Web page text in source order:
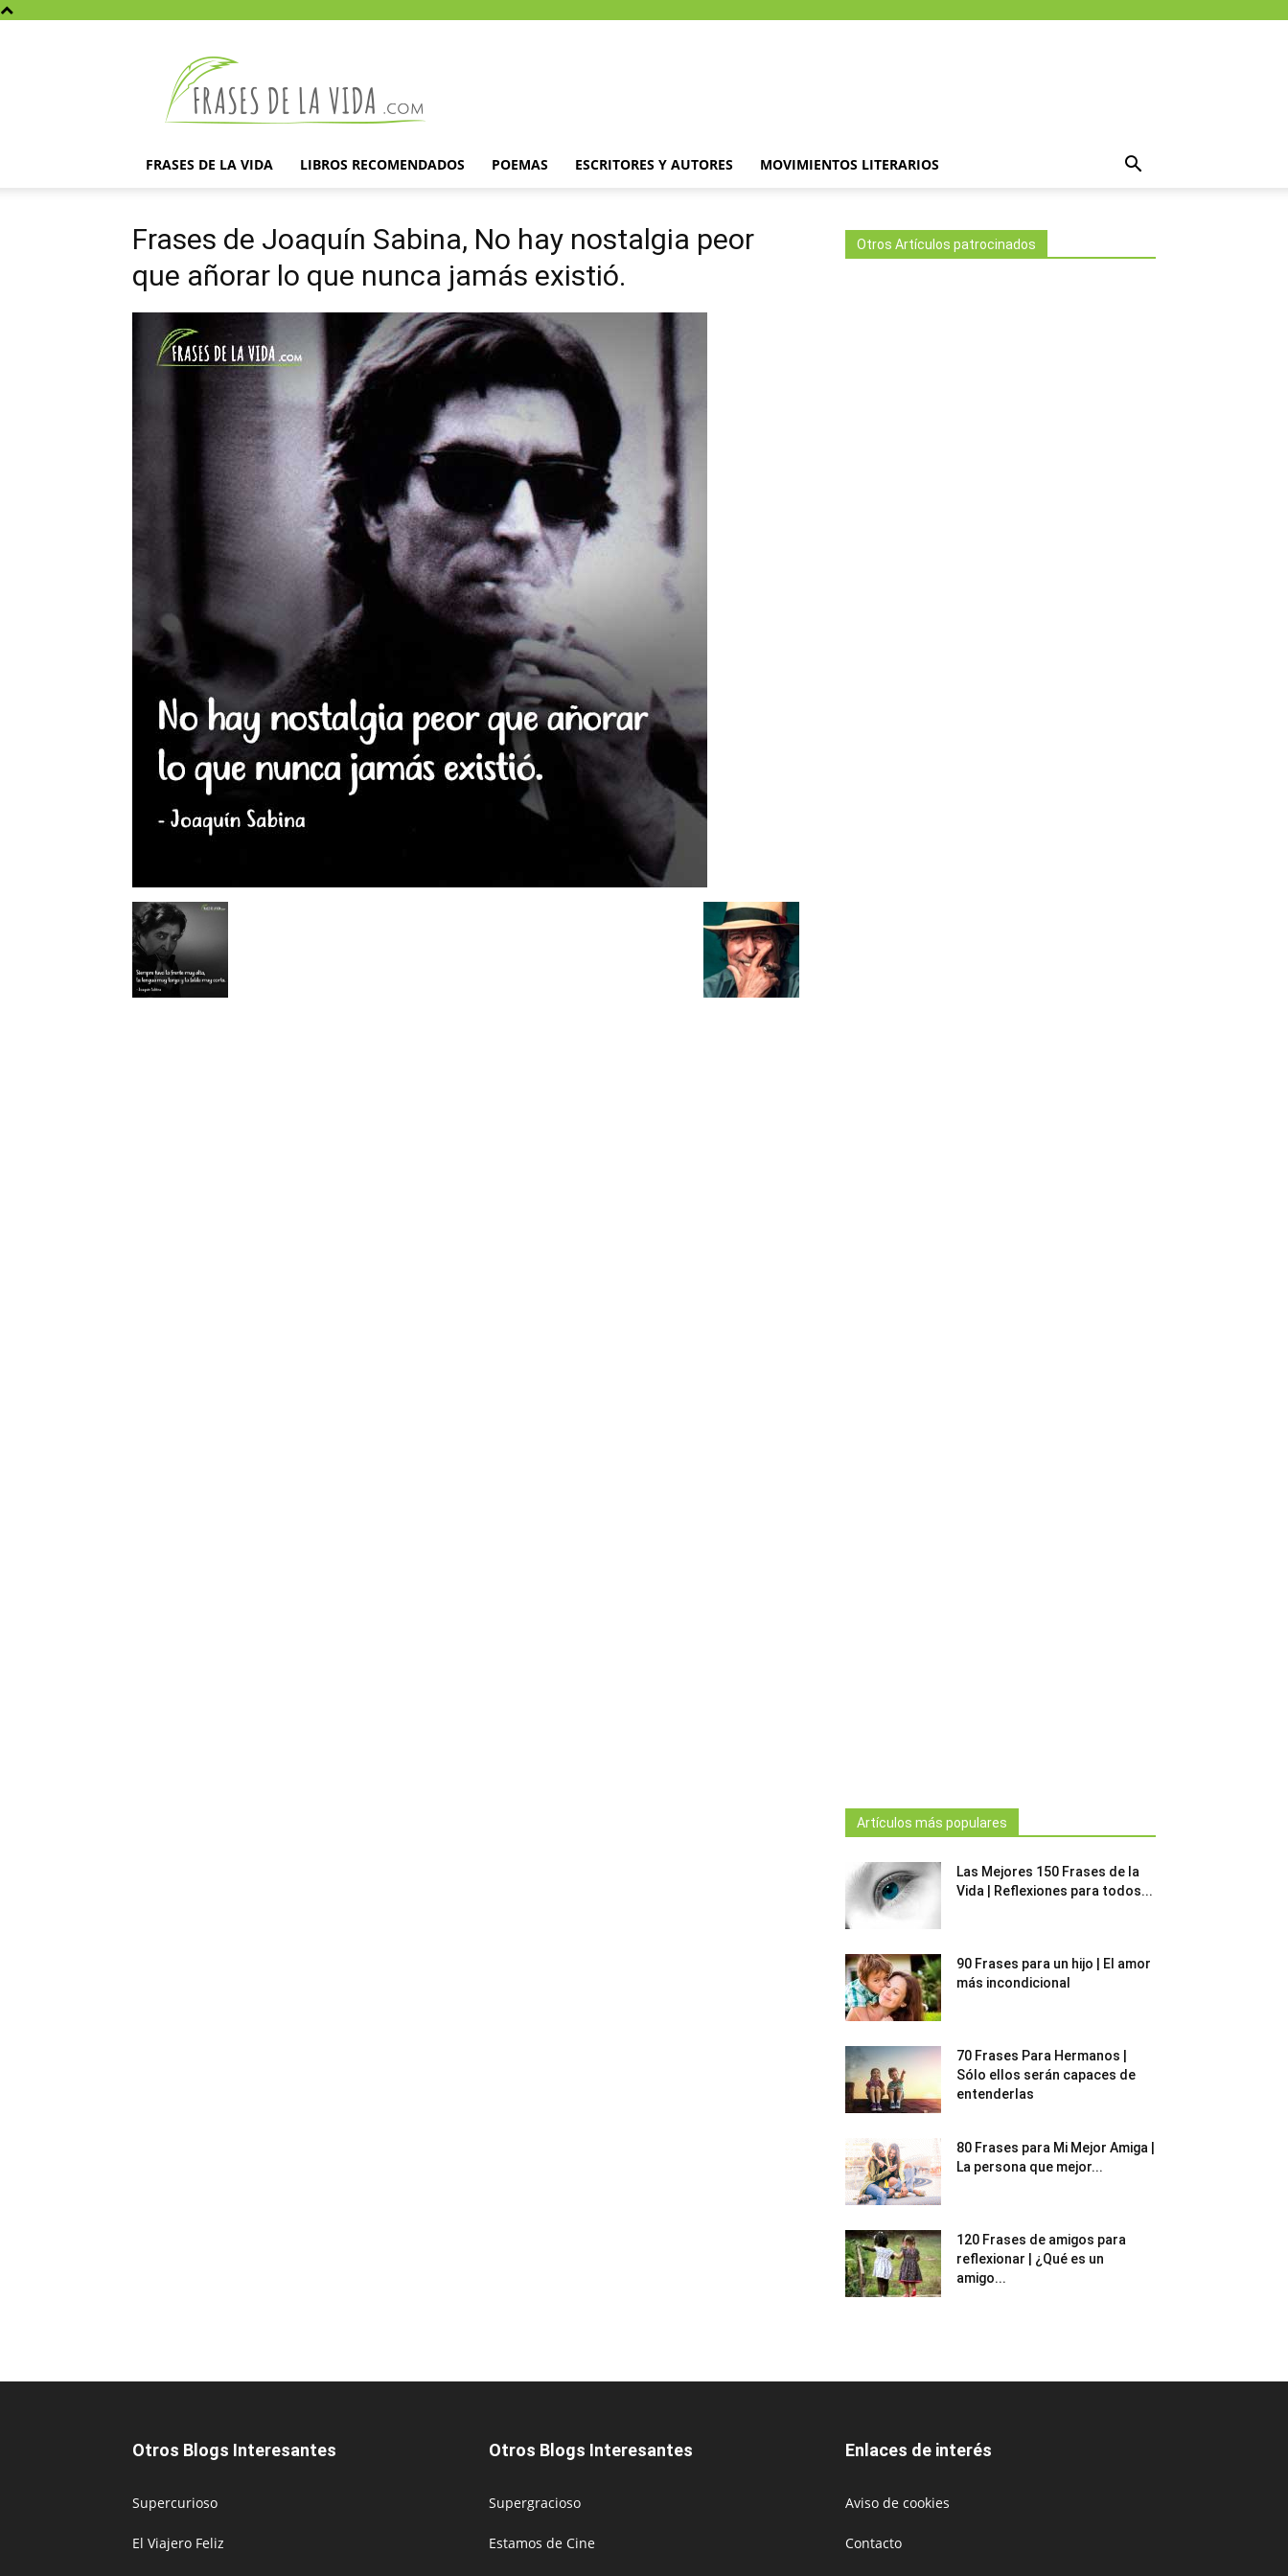
la
vida
FRASES DE LA VIDA LIBROS RECOMENDADOS POEMAS ESCRITORES Y AUTORES MOVIMIENTOS LITERARIOS
Frases de Joaquín Sabina, No hay nostalgia peor
que añorar lo que nunca jamás existió.
Otros Artículos patrocinados
Artículos más populares
Las Mejores 150 Frases de la
Vida | Reflexiones para todos...
90 Frases para un hijo | El amor
más incondicional
70 Frases Para Hermanos |
Sólo ellos serán capaces de
entenderlas
80 Frases para Mi Mejor Amiga |
La persona que mejor...
120 Frases de amigos para
reflexionar | ¿Qué es un
amigo...
Otros Blogs Interesantes
Supercurioso
El Viajero Feliz
Otros Blogs Interesantes
Supergracioso
Estamos de Cine
Enlaces de interés
Aviso de cookies
Contacto